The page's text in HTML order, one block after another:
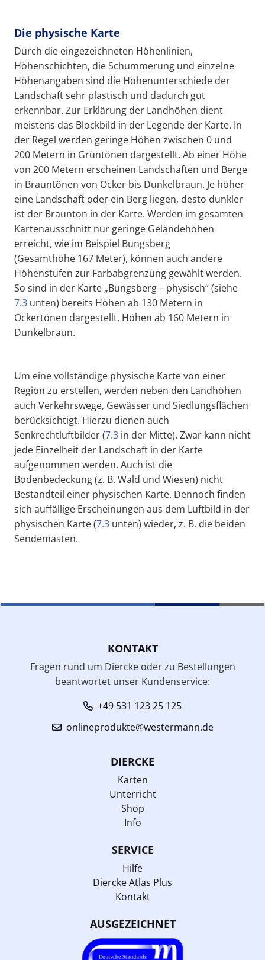
Die physische Karte
Durch die eingezeichneten Höhenlinien,
Höhenschichten, die Schummerung und einzelne
Höhenangaben sind die Höhenunterschiede der
Landschaft sehr plastisch und dadurch gut
erkennbar. Zur Erklärung der Landhöhen dient
meistens das Blockbild in der Legende der Karte. In
der Regel werden geringe Höhen zwischen 0 und
200 Metern in Grüntönen dargestellt. Ab einer Höhe
von 200 Metern erscheinen Landschaften und Berge
in Brauntönen von Ocker bis Dunkelbraun. Je höher
eine Landschaft oder ein Berg liegen, desto dunkler
ist der Braunton in der Karte. Werden im gesamten
Kartenausschnitt nur geringe Geländehöhen
erreicht, wie im Beispiel Bungsberg
(Gesamthöhe 167 Meter), können auch andere
Höhenstufen zur Farbabgrenzung gewählt werden.
So sind in der Karte „Bungsberg – physisch“ (siehe
7.3 unten) bereits Höhen ab 130 Metern in
Ockertönen dargestellt, Höhen ab 160 Metern in
Dunkelbraun.
Um eine vollständige physische Karte von einer
Region zu erstellen, werden neben den Landhöhen
auch Verkehrswege, Gewässer und Siedlungsflächen
berücksichtigt. Hierzu dienen auch
Senkrechtluftbilder (7.3 in der Mitte). Zwar kann nicht
jede Einzelheit der Landschaft in der Karte
aufgenommen werden. Auch ist die
Bodenbedeckung (z. B. Wald und Wiesen) nicht
Bestandteil einer physischen Karte. Dennoch finden
sich auffällige Erscheinungen aus dem Luftbild in der
physischen Karte (7.3 unten) wieder, z. B. die beiden
Sendemasten.
KONTAKT
Fragen rund um Diercke oder zu Bestellungen
beantwortet unser Kundenservice:
+49 531 123 25 125
onlineprodukte@westermann.de
DIERCKE
Karten
Unterricht
Shop
Info
SERVICE
Hilfe
Diercke Atlas Plus
Kontakt
AUSGEZEICHNET